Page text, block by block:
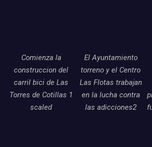
Comienza la
construccion del
carril bici de Las
Torres de Cotillas 1
scaled
El Ayuntamiento
torreno y el Centro
Las Flotas trabajan
en la lucha contra
las adicciones2